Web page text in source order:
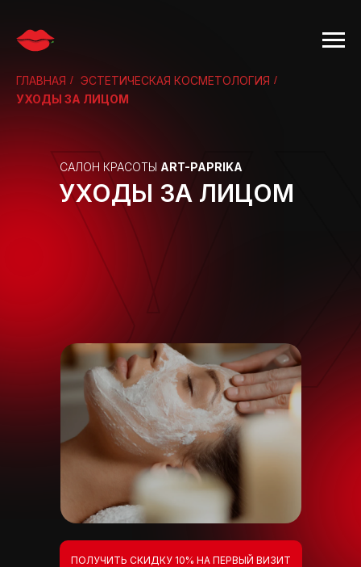
ГЛАВНАЯ / ЭСТЕТИЧЕСКАЯ КОСМЕТОЛОГИЯ /
УХОДЫ ЗА ЛИЦОМ
УХОДЫ ЗА ЛИЦОМ
САЛОН КРАСОТЫ ART-PAPRIKA
ПОЛУЧИТЬ СКИДКУ 10% НА ПЕРВЫЙ ВИЗИТ